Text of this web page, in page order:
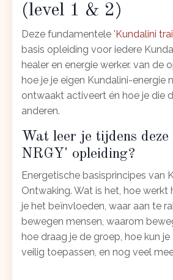
(level 1 & 2)
Deze fundamentele ' Kundalini
basis opleiding voor iedere
healer en energie werker. van de
hoe je je eigen Kundalini-energie
ontwaakt activeert én hoe je die
anderen.
Wat leer je tijdens
NRGY' opleiding?
Energetische basisprincipes van
Ontwaking. Wat is het, hoe werkt
je het beïnvloeden, waar aan te
bewegen mensen, waarom
hoe draag je de groep, hoe kun
veilig toepassen, en nog veel